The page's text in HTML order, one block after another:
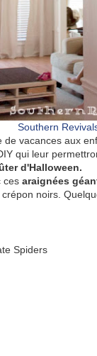
Southern
de vacances aux
qui leur
d'Halloween.
ces araignées
noirs.